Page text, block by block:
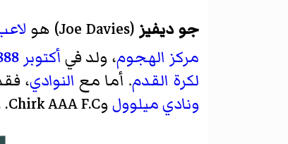
جو ديفيز (
Joe Davies)‏ هو
مركز الهجوم، ولد في أكتوبر
لكرة القدم. أما مع النوادي،
ونادي ميلوول وChirk AAA F.C.